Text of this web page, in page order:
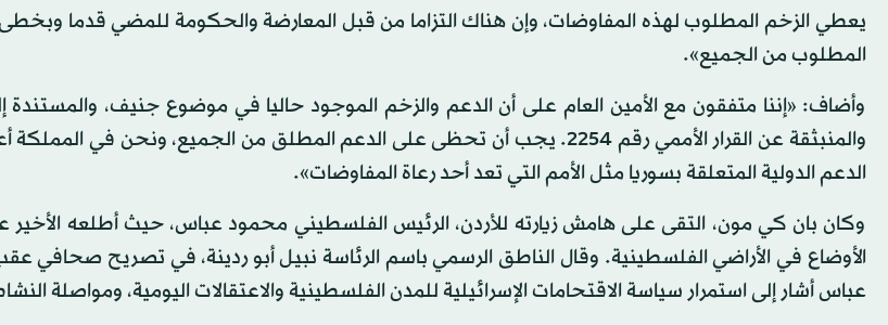
يعطي الزخم المطلوب لهذه المفاوضات، وإن هناك التزاما من قبل المعارضة والحكومة للمضي قدما
المطلوب من الجميع».
والمنبثقة عن القرار الأممي رقم 2254. يجب أن تحظى على الدعم المطلق من الجميع، ونحن في
الدعم الدولية المتعلقة بسوريا مثل الأمم التي تعد أحد رعاة المفاوضات».
وكان بان كي مون، التقى على هامش زيارته للأردن، الرئيس الفلسطيني محمود عباس، حيث أطلعه
الأوضاع في الأراضي الفلسطينية. وقال الناطق الرسمي باسم الرئاسة نبيل أبو ردينة، في تصريح صحافي عقب
عباس أشار إلى استمرار سياسة الاقتحامات الإسرائيلية للمدن الفلسطينية والاعتقالات اليومية، ومواصلة